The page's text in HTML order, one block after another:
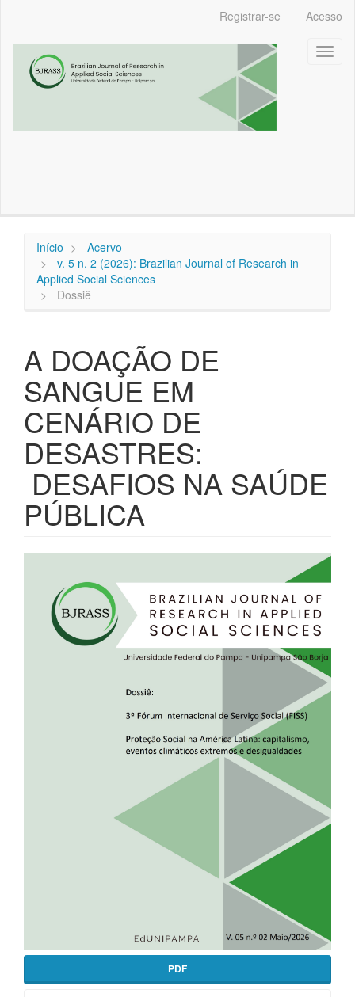
principal
Barra
Lateral
Registrar-se Acesso
Início
Acervo
v. 5 n. 2 (2026): Brazilian Journal of Research in
Applied Social Sciences
Dossiê
A DOAÇÃO DE
SANGUE EM
CENÁRIO DE
DESASTRES:
DESAFIOS NA SAÚDE
PÚBLICA
lateral
artigos
PDF